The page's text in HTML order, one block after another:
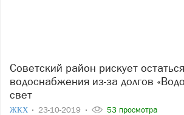
Советский район рискует остаться без
водоснабжения из-за долгов
свет
ЖКХ 23-10-2019 53 просмотра